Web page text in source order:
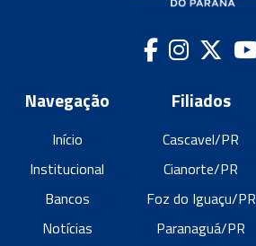
Navegação
Início
Institucional
Bancos
Notícias
Filiados
Cascavel/PR
Cianorte/PR
Foz do Iguaçu/PR
Paranaguá/PR